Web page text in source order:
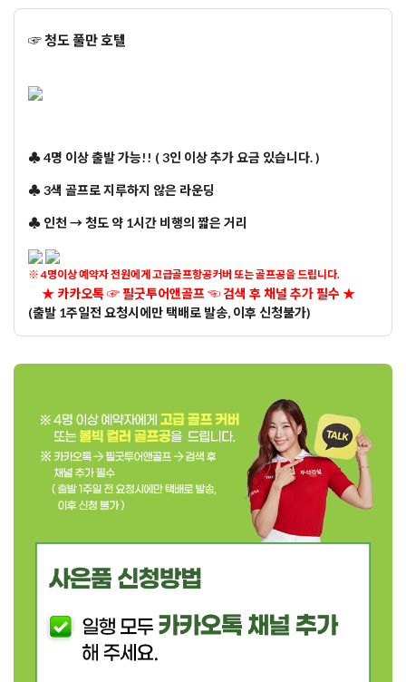
☞ 청도 풀만 호텔
♣ 4명 이상 출발 가능!! ( 3인 이상 추가 요금 있습니다. )
♣ 3색 골프로 지루하지 않은 라운딩
♣ 인천 → 청도 약 1시간 비행의 짧은 거리
※ 4명이상 예약자 전원에게 고급골프항공커버 또는 골프공을 드립니다.
★ 카카오톡 ☞ 필굿투어앤골프 ☜ 검색 후 채널 추가 필수 ★
(출발 1주일전 요청시에만 택배로 발송, 이후 신청불가)